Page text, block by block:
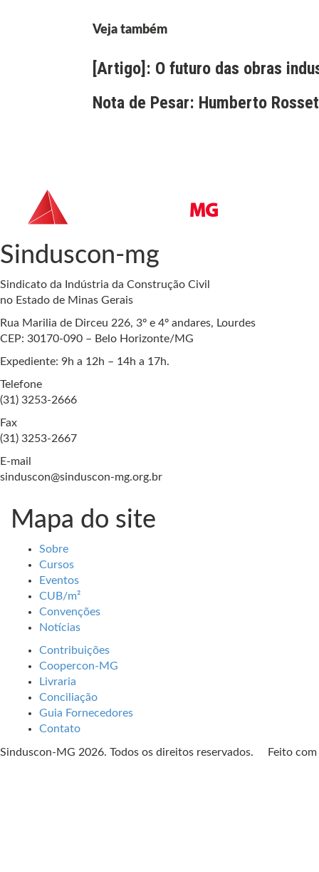
Veja também
[Artigo]: O futuro das obras
Nota de Pesar: Humberto
Sinduscon-mg
Sindicato da Indústria da Construção Civil
no Estado de Minas Gerais
Rua Marilia de Dirceu 226, 3º e 4º andares, Lourdes
CEP: 30170-090 – Belo Horizonte/MG
Expediente: 9h a 12h – 14h a 17h.
Telefone
(31) 3253-2666
Fax
(31) 3253-2667
E-mail
sinduscon@sinduscon-mg.org.br
Mapa do site
Sobre
Cursos
Eventos
CUB/m²
Convenções
Notícias
Contribuições
Coopercon-MG
Livraria
Conciliação
Guia Fornecedores
Contato
Sinduscon-MG 2026. Todos os direitos reservados. Feito com